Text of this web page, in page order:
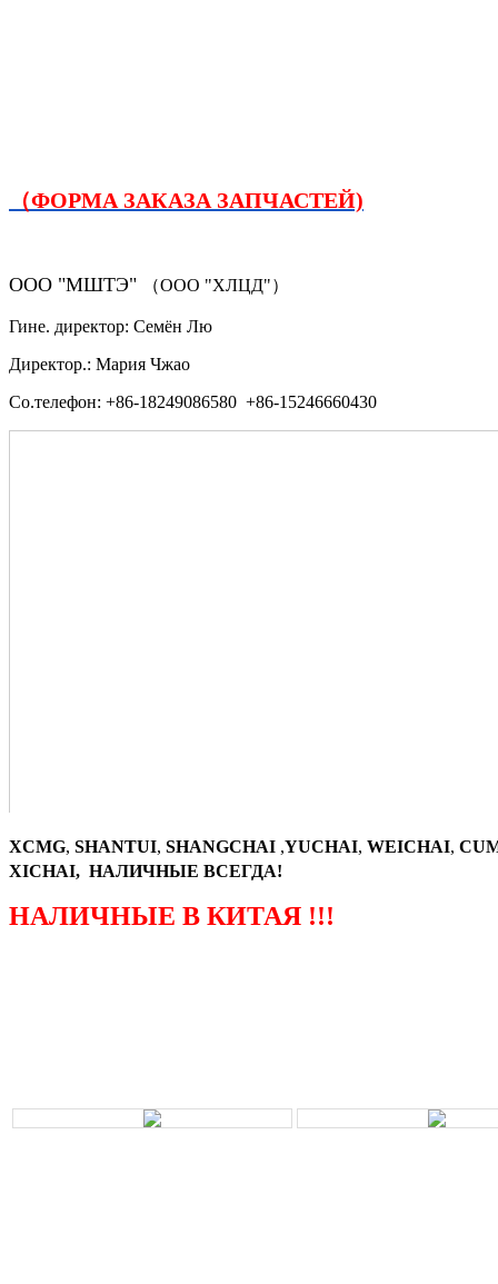
（ФОРМА ЗАКАЗА ЗАПЧАСТЕЙ)
ООО "МШТЭ" （ООО "ХЛЦД"）
Гине. директор: Семён Лю
Директор.: Мария Чжао
Со.телефон: +86-18249086580 +86-15246660430
XCMG, SHANTUI, SHANGCHAI ,YUCHAI, WEICHAI,
XICHAI, НАЛИЧНЫЕ ВСЕГДА!
НАЛИЧНЫЕ В КИТАЯ !!!